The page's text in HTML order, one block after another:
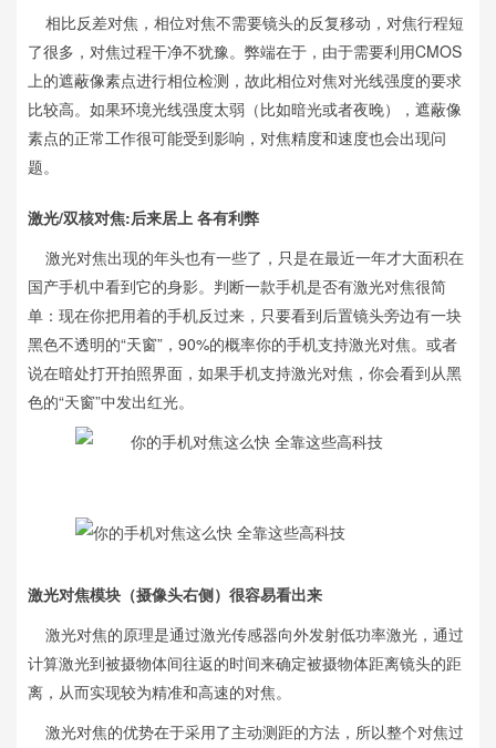
相比反差对焦，相位对焦不需要镜头的反复移动，对焦行程短
了很多，对焦过程干净不犹豫。弊端在于，由于需要利用CMOS
上的遮蔽像素点进行相位检测，故此相位对焦对光线强度的要求
比较高。如果环境光线强度太弱（比如暗光或者夜晚），遮蔽像
素点的正常工作很可能受到影响，对焦精度和速度也会出现问
题。
激光/双核对焦:后来居上 各有利弊
激光对焦出现的年头也有一些了，只是在最近一年才大面积在
国产手机中看到它的身影。判断一款手机是否有激光对焦很简
单：现在你把用着的手机反过来，只要看到后置镜头旁边有一块
黑色不透明的“天窗”，90%的概率你的手机支持激光对焦。或者
说在暗处打开拍照界面，如果手机支持激光对焦，你会看到从黑
色的“天窗”中发出红光。
激光对焦模块（摄像头右侧）很容易看出来
激光对焦的原理是通过激光传感器向外发射低功率激光，通过
计算激光到被摄物体间往返的时间来确定被摄物体距离镜头的距
离，从而实现较为精准和高速的对焦。
激光对焦的优势在于采用了主动测距的方法，所以整个对焦过